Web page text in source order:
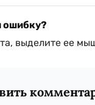
ошибку?
выделите ее